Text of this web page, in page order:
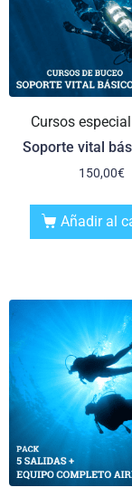
Cursos
Soporte vital
150,00€
Añadir al